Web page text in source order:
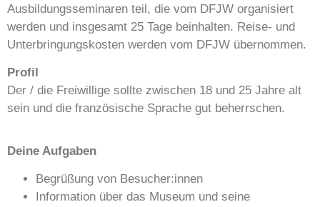
Ausbildungsseminaren teil, die vom DFJW organisiert
werden und insgesamt 25 Tage beinhalten. Reise- und
Unterbringungskosten werden vom DFJW übernommen.
Profil
Der / die Freiwillige sollte zwischen 18 und 25 Jahre alt
sein und die französische Sprache gut beherrschen.
Deine Aufgaben
Begrüßung von Besucher:innen
Information über das Museum und seine